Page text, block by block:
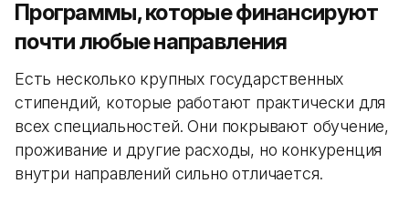
Программы, которые финансируют
почти любые направления
Есть несколько крупных государственных
стипендий, которые работают практически для
всех специальностей. Они покрывают обучение,
проживание и другие расходы, но конкуренция
внутри направлений сильно отличается.